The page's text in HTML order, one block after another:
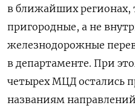
в ближайших регионах,
пригородные, а не
железнодорожные
в департаменте. При
четырех МЦД остались
названиям